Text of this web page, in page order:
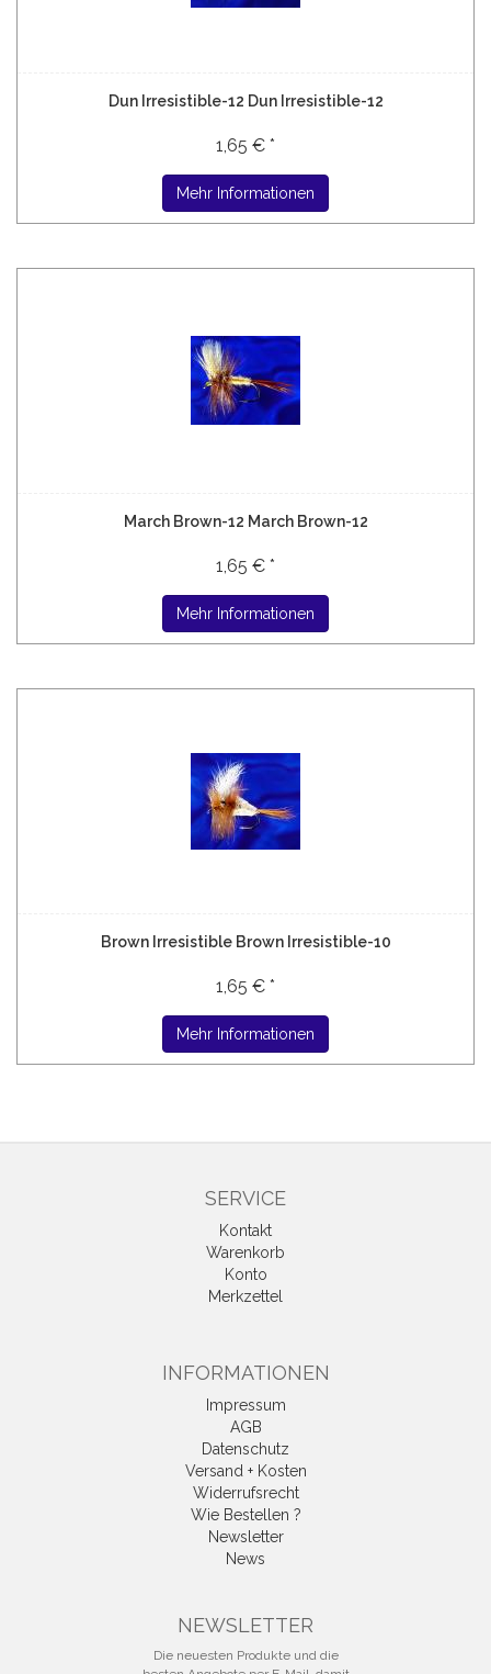
Dun Irresistible-12 Dun Irresistible-12
1,65 € *
Mehr Informationen
March Brown-12 March Brown-12
1,65 € *
Mehr Informationen
Brown Irresistible Brown Irresistible-10
1,65 € *
Mehr Informationen
SERVICE
Kontakt
Warenkorb
Konto
Merkzettel
INFORMATIONEN
Impressum
AGB
Datenschutz
Versand + Kosten
Widerrufsrecht
Wie Bestellen ?
Newsletter
News
NEWSLETTER
Die neuesten Produkte und die